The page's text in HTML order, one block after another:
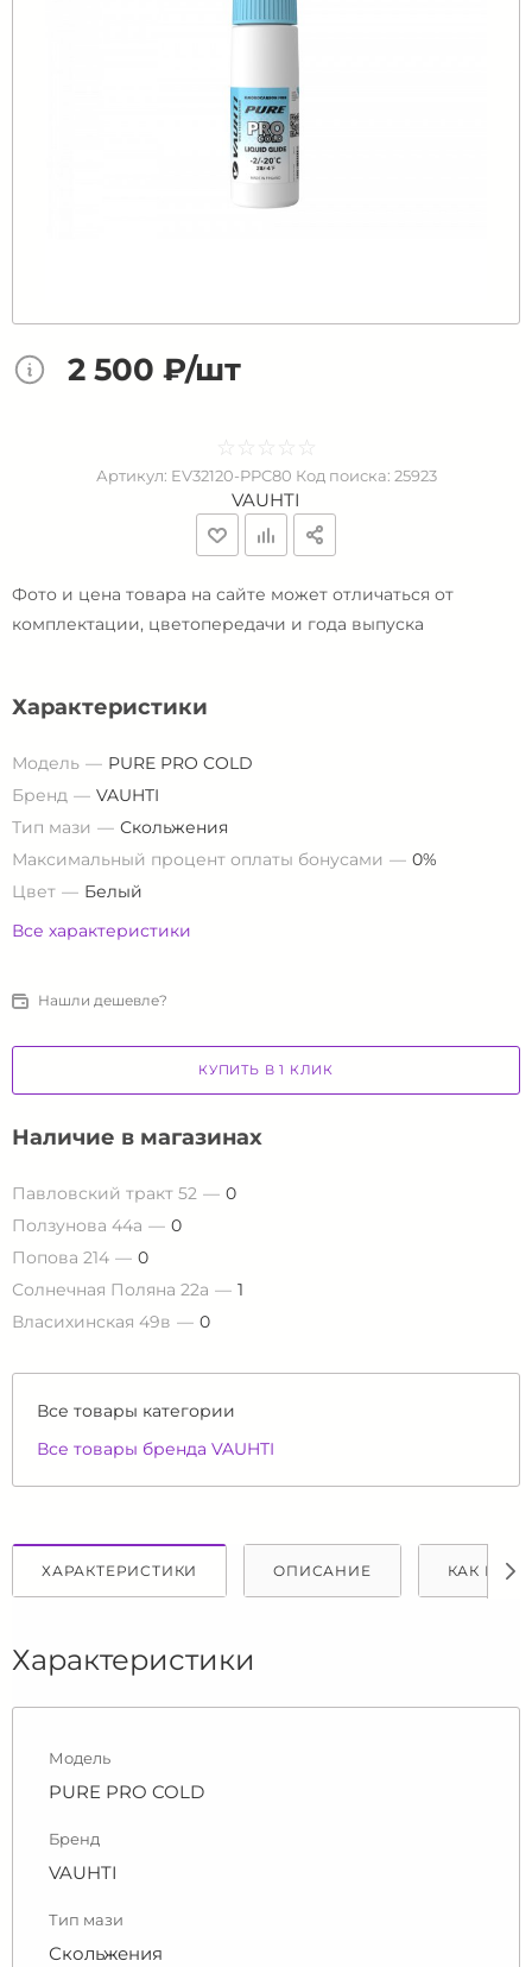
2 500 ₽/шт
☆ ☆ ☆ ☆ ☆
★ ★ ★ ★ ★
Артикул: EV32120-PPC80 Код поиска: 25923
VAUHTI
Фото и цена товара на сайте может отличаться от
комплектации, цветопередачи и года выпуска
Характеристики
Модель
PURE PRO COLD
Бренд
VAUHTI
Тип мази
Скольжения
Максимальный процент оплаты бонусами
0%
Цвет
Белый
Все характеристики
Нашли дешевле?
КУПИТЬ В 1 КЛИК
Наличие в магазинах
Павловский тракт 52
0
Ползунова 44а
0
Попова 214
0
Солнечная Поляна 22а
1
Власихинская 49в
0
Все товары категории
Все товары бренда VAUHTI
ХАРАКТЕРИСТИКИ ОПИСАНИЕ КАК
Характеристики
Модель
PURE PRO COLD
Бренд
VAUHTI
Тип мази
Скольжения